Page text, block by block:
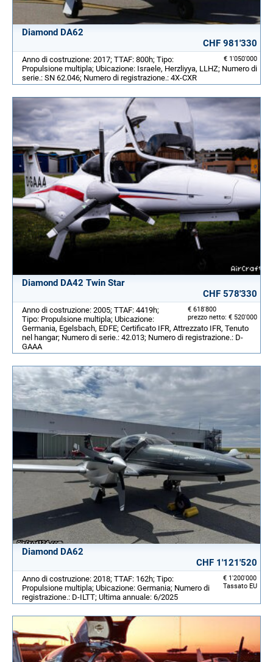
Diamond DA62
CHF 981'330
€ 1'050'000
Anno di costruzione: 2017; TTAF: 800h; Tipo:
Propulsione multipla; Ubicazione: Israele, Herzliyya, LLHZ; Numero di
serie.: SN 62.046; Numero di registrazione.: 4X-CXR
Diamond DA42 Twin Star
CHF 578'330
€ 618'800
prezzo netto: € 520'000
Anno di costruzione: 2005; TTAF: 4419h;
Tipo: Propulsione multipla; Ubicazione:
Germania, Egelsbach, EDFE; Certificato IFR, Attrezzato IFR, Tenuto
nel hangar; Numero di serie.: 42.013; Numero di registrazione.: D-
GAAA
Diamond DA62
CHF 1'121'520
€ 1'200'000
Tassato EU
Anno di costruzione: 2018; TTAF: 162h; Tipo:
Propulsione multipla; Ubicazione: Germania; Numero di
registrazione.: D-ILTT; Ultima annuale: 6/2025